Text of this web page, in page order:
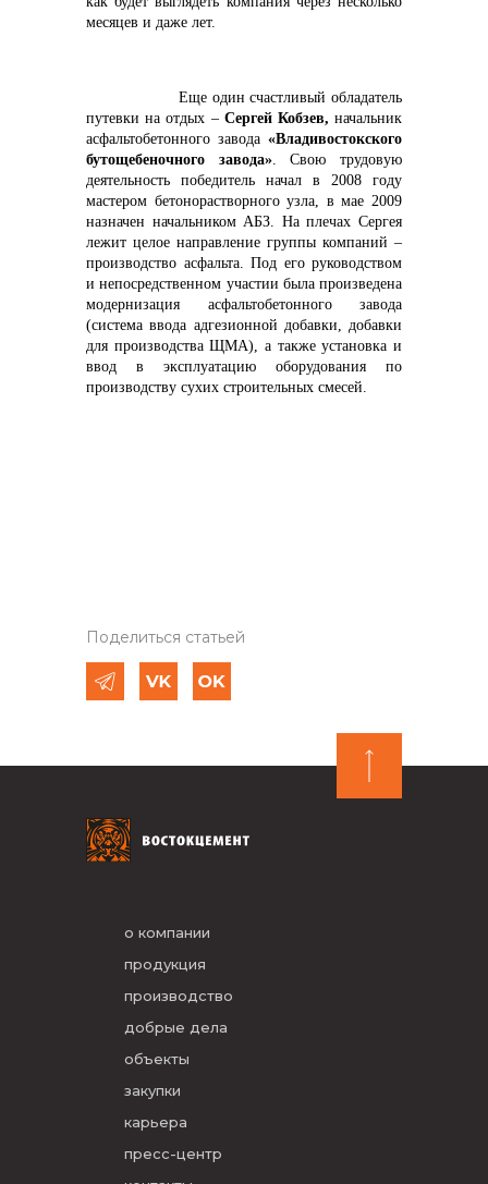
месяцев и даже лет.
Еще один счастливый обладатель
путевки на отдых – Сергей Кобзев, начальник
асфальтобетонного завода «Владивостокского
бутощебеночного завода». Свою трудовую
деятельность победитель начал в 2008 году
мастером бетонорастворного узла, в мае 2009
назначен начальником АБЗ. На плечах Сергея
лежит целое направление группы компаний –
производство асфальта. Под его руководством
и непосредственном участии была произведена
модернизация асфальтобетонного завода
(система ввода адгезионной добавки, добавки
для производства ЩМА), а также установка и
ввод в эксплуатацию оборудования по
производству сухих строительных смесей.
Поделиться статьей
о компании
продукция
производство
добрые дела
объекты
закупки
карьера
пресс-центр